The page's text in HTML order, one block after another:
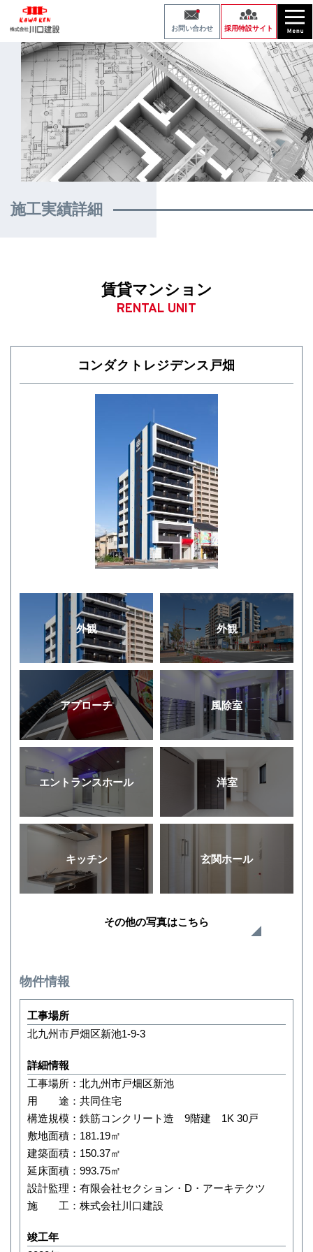
お問い合わせ 採用特設サイト
施工実績詳細
賃貸マンション
RENTAL UNIT
コンダクトレジデンス戸畑
外観 外観
アプローチ 風除室
エントランスホール 洋室
キッチン 玄関ホール
その他の写真はこちら
物件情報
工事場所
北九州市戸畑区新池1-9-3
詳細情報
工事場所：北九州市戸畑区新池
用 途：共同住宅
構造規模：鉄筋コンクリート造 9階建 1K 30戸
敷地面積：181.19㎡
建築面積：150.37㎡
延床面積：993.75㎡
設計監理：有限会社セクション・D・アーキテクツ
施 工：株式会社川口建設
竣工年